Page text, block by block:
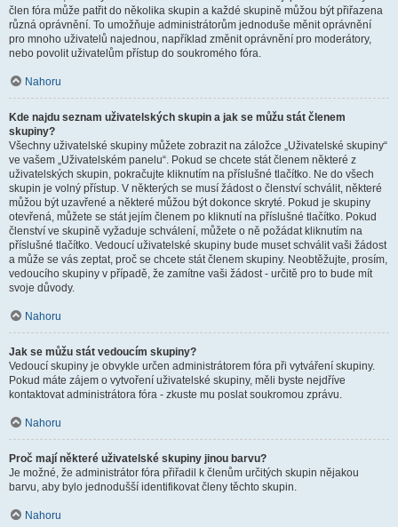
člen fóra může patřit do několika skupin a každé skupině můžou být přiřazena
různá oprávnění. To umožňuje administrátorům jednoduše měnit oprávnění
pro mnoho uživatelů najednou, například změnit oprávnění pro moderátory,
nebo povolit uživatelům přístup do soukromého fóra.
Nahoru
Kde najdu seznam uživatelských skupin a jak se můžu stát členem
skupiny?
Všechny uživatelské skupiny můžete zobrazit na záložce „Uživatelské skupiny“
ve vašem „Uživatelském panelu“. Pokud se chcete stát členem některé z
uživatelských skupin, pokračujte kliknutím na příslušné tlačítko. Ne do všech
skupin je volný přístup. V některých se musí žádost o členství schválit, některé
můžou být uzavřené a některé můžou být dokonce skryté. Pokud je skupiny
otevřená, můžete se stát jejím členem po kliknutí na příslušné tlačítko. Pokud
členství ve skupině vyžaduje schválení, můžete o ně požádat kliknutím na
příslušné tlačítko. Vedoucí uživatelské skupiny bude muset schválit vaši žádost
a může se vás zeptat, proč se chcete stát členem skupiny. Neobtěžujte, prosím,
vedoucího skupiny v případě, že zamítne vaši žádost - určitě pro to bude mít
svoje důvody.
Nahoru
Jak se můžu stát vedoucím skupiny?
Vedoucí skupiny je obvykle určen administrátorem fóra při vytváření skupiny.
Pokud máte zájem o vytvoření uživatelské skupiny, měli byste nejdříve
kontaktovat administrátora fóra - zkuste mu poslat soukromou zprávu.
Nahoru
Proč mají některé uživatelské skupiny jinou barvu?
Je možné, že administrátor fóra přiřadil k členům určitých skupin nějakou
barvu, aby bylo jednodušší identifikovat členy těchto skupin.
Nahoru